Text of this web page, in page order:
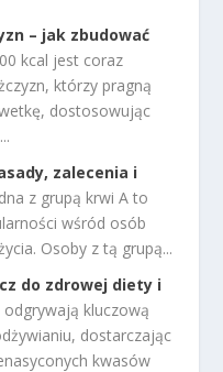
– jak zbudować
kcal jest coraz
którzy pragną
dostosowując
zalecenia i
z grupą krwi A to
wśród osób
Osoby z tą grupą...
do zdrowej diety i
odgrywają kluczową
dostarczając
kwasów